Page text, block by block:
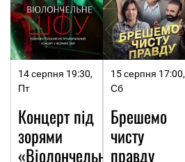
14 серпня 19:30,
Пт
Концерт під
зорями
«Віолончельне
15 серпня 17:00,
Сб
Брешемо
чисту
правду